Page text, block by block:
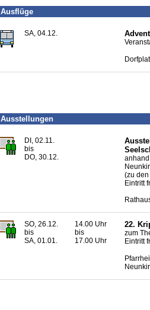
Ausflüge
SA, 04.12.
Ausstellungen
DI, 02.11.
bis
DO, 30.12.
(zu
Eintritt
SO, 26.12.
bis
SA, 01.01.
14.00 Uhr
bis
17.00 Uhr
22.
zum
Eintritt